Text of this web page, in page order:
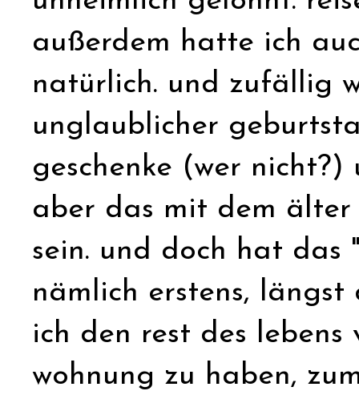
außerdem hatte ich
natürlich. und zufällig
unglaublicher
geschenke (wer
aber das mit dem
sein. und doch hat
nämlich erstens,
ich den rest des
wohnung zu haben,